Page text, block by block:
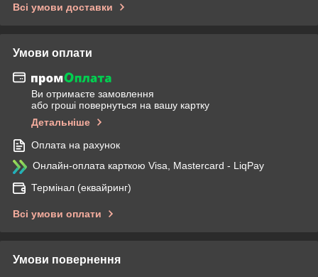
Всі умови доставки
Умови оплати
Ви отримаєте замовлення
або гроші повернуться на вашу картку
Детальніше
Оплата на рахунок
Онлайн-оплата карткою Visa, Mastercard - LiqPay
Термінал (еквайринг)
Всі умови оплати
Умови повернення